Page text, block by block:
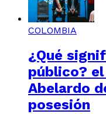
COLOMBIA
¿Qué
público?
Abelardo
posesión